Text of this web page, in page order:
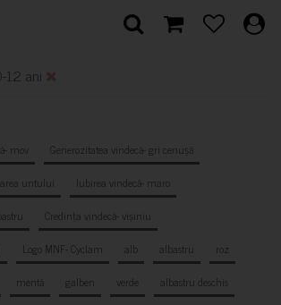
12 ani
mov
Generozitatea vindecă- gri cenușă
untului
Iubirea vindecă- maro
Credința vindecă- vișiniu
Logo MNF- Cyclam alb albastru
roz
mentă galben verde
albastru deschis